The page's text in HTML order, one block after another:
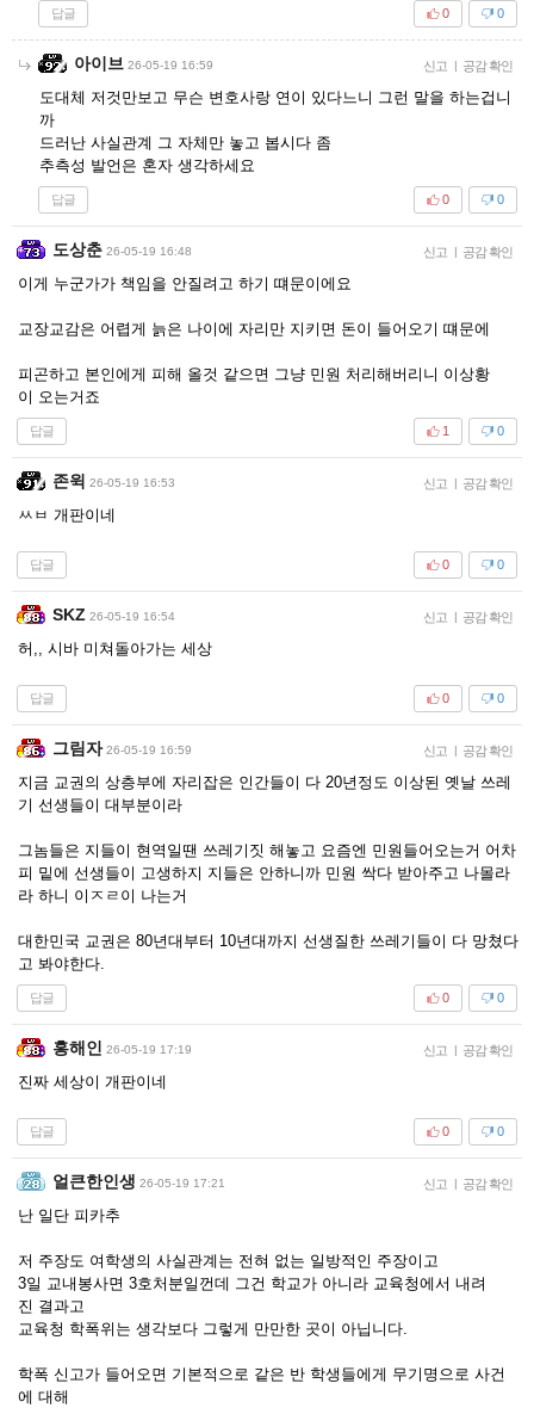
답글 0
0
아이브 26-05-19 16:59 신고 | 공감 확인
도대체 저것만보고 무슨 변호사랑 연이 있다느니 그런 말을 하는겁니
까
드러난 사실관계 그 자체만 놓고 봅시다 좀
추측성 발언은 혼자 생각하세요
답글 0
0
도상춘 26-05-19 16:48 신고 | 공감 확인
이게 누군가가 책임을 안질려고 하기 떄문이에요
교장교감은 어렵게 늙은 나이에 자리만 지키면 돈이 들어오기 떄문에
피곤하고 본인에게 피해 올것 같으면 그냥 민원 처리해버리니 이상황
이 오는거죠
답글 0
1
존윅 26-05-19 16:53 신고 | 공감 확인
ㅆㅂ 개판이네
답글 0
0
SKZ 26-05-19 16:54 신고 | 공감 확인
허,, 시바 미쳐돌아가는 세상
답글 0
0
그림자 26-05-19 16:59 신고 | 공감 확인
지금 교권의 상층부에 자리잡은 인간들이 다 20년정도 이상된 옛날 쓰레
기 선생들이 대부분이라
그놈들은 지들이 현역일땐 쓰레기짓 해놓고 요즘엔 민원들어오는거 어차
피 밑에 선생들이 고생하지 지들은 안하니까 민원 싹다 받아주고 나몰라
라 하니 이ㅈㄹ이 나는거
대한민국 교권은 80년대부터 10년대까지 선생질한 쓰레기들이 다 망쳤다
고 봐야한다.
답글 0
0
홍해인 26-05-19 17:19 신고 | 공감 확인
진짜 세상이 개판이네
답글 0
0
얼큰한인생 26-05-19 17:21 신고 | 공감 확인
난 일단 피카추
저 주장도 여학생의 사실관계는 전혀 없는 일방적인 주장이고
3일 교내봉사면 3호처분일껀데 그건 학교가 아니라 교육청에서 내려
진 결과고
교육청 학폭위는 생각보다 그렇게 만만한 곳이 아닙니다.
학폭 신고가 들어오면 기본적으로 같은 반 학생들에게 무기명으로 사건
에 대해